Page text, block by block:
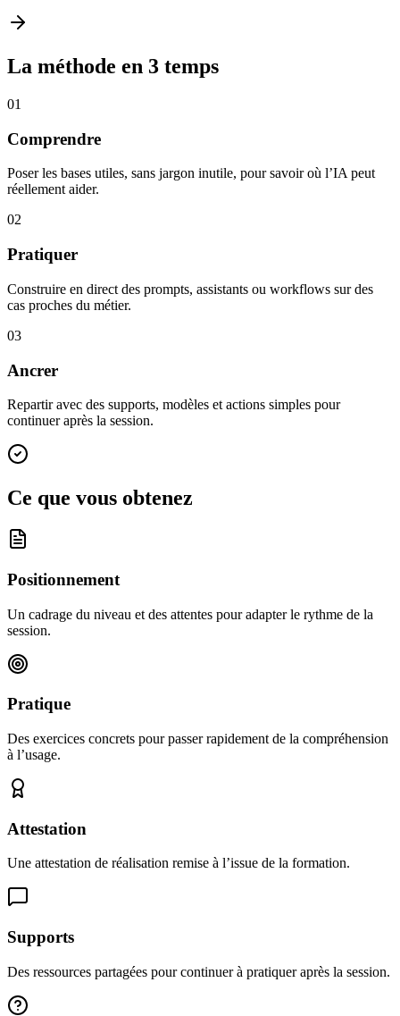
La méthode en 3 temps
01
Comprendre
Poser les bases utiles, sans jargon inutile, pour savoir où l’IA peut
réellement aider.
02
Pratiquer
Construire en direct des prompts, assistants ou workflows sur des
cas proches du métier.
03
Ancrer
Repartir avec des supports, modèles et actions simples pour
continuer après la session.
Ce que vous obtenez
Positionnement
Un cadrage du niveau et des attentes pour adapter le rythme de la
session.
Pratique
Des exercices concrets pour passer rapidement de la compréhension
à l’usage.
Attestation
Une attestation de réalisation remise à l’issue de la formation.
Supports
Des ressources partagées pour continuer à pratiquer après la session.